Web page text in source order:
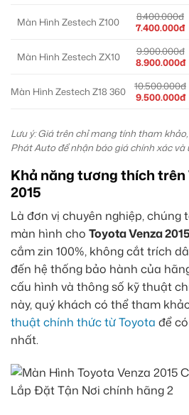
Màn Hình Zestech Z100
8.400.000đ
7.400.000đ
Màn Hình Zestech ZX10
9.900.000đ
8.900.000đ
Màn Hình Zestech Z18 360
10.500.000đ
9.500.000đ
Lưu ý: Giá trên chỉ mang tính tham
Phát Auto để nhận báo giá chính xác và
Khả năng tương thích trên
2015
Là đơn vị chuyên nghiệp, chúng
màn hình cho Toyota Venza 2015
cắm zin 100%, không cắt trích
đến hệ thống bảo hành của
cấu hình và thông số kỹ thuật
này, quý khách có thể tham
thuật chính thức từ Toyota để
nhất.